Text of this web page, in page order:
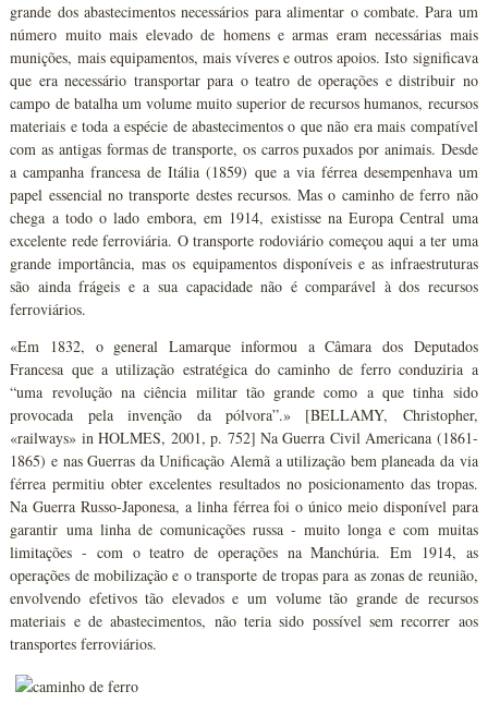
grande dos abastecimentos necessários para alimentar o combate. Para um
número muito mais elevado de homens e armas eram necessárias mais
munições, mais equipamentos, mais víveres e outros apoios. Isto significava
que era necessário transportar para o teatro de operações e distribuir no
campo de batalha um volume muito superior de recursos humanos, recursos
materiais e toda a espécie de abastecimentos o que não era mais compatível
com as antigas formas de transporte, os carros puxados por animais. Desde
a campanha francesa de Itália (1859) que a via férrea desempenhava um
papel essencial no transporte destes recursos. Mas o caminho de ferro não
chega a todo o lado embora, em 1914, existisse na Europa Central uma
excelente rede ferroviária. O transporte rodoviário começou aqui a ter uma
grande importância, mas os equipamentos disponíveis e as infraestruturas
são ainda frágeis e a sua capacidade não é comparável à dos recursos
ferroviários.
«Em 1832, o general Lamarque informou a Câmara dos Deputados
Francesa que a utilização estratégica do caminho de ferro conduziria a
“uma revolução na ciência militar tão grande como a que tinha sido
provocada pela invenção da pólvora”.» [BELLAMY, Christopher,
«railways» in HOLMES, 2001, p. 752] Na Guerra Civil Americana (1861-
1865) e nas Guerras da Unificação Alemã a utilização bem planeada da via
férrea permitiu obter excelentes resultados no posicionamento das tropas.
Na Guerra Russo-Japonesa, a linha férrea foi o único meio disponível para
garantir uma linha de comunicações russa - muito longa e com muitas
limitações - com o teatro de operações na Manchúria. Em 1914, as
operações de mobilização e o transporte de tropas para as zonas de reunião,
envolvendo efetivos tão elevados e um volume tão grande de recursos
materiais e de abastecimentos, não teria sido possível sem recorrer aos
transportes ferroviários.